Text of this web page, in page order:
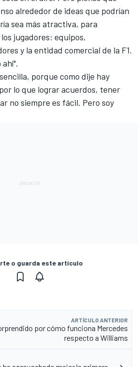
alrededor de ideas que podrían
sea más atractiva, para
jugadores: equipos,
y la entidad comercial de la F1.
porque como dije hay
lo que lograr acuerdos, tener
no siempre es fácil. Pero soy
o guarda este artículo
ARTÍCULO ANTERIOR
por cómo funciona Mercedes
respecto a Williams